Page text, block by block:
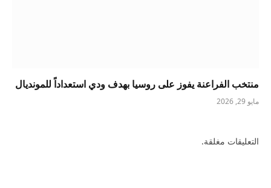
منتخب الفراعنة يفوز على روسيا بهدف ودي استعداداً للمونديال
مايو 29, 2026
التعليقات مغلقة.